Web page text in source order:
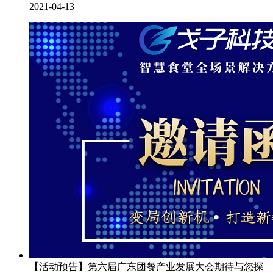
2021-04-13
【活动预告】第六届广东团餐产业发展大会期待与您探